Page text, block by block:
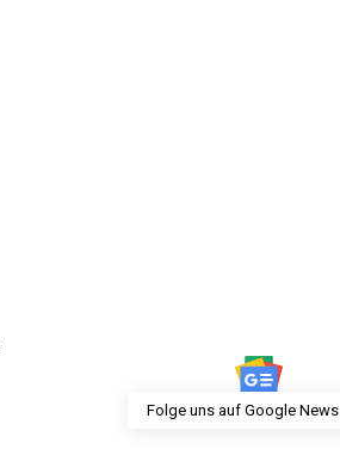
Folge uns auf Google News